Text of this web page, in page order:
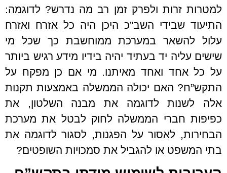
למטרות זרות ולפרק זמן רב מה נדרש? לדוגמה:
התיעוד שבידי השב”כ היכן היה כל אזרח ואזרח
עלול להשאר במערכת ממוחשבת כך שכל מי
שישים עליה יד בעתיד יהיה בידיו מידע רגיש ביותר
על כל אחד ואחד מאיתנו. מי אם כן מפקח על
התקש”ח? האם יכולה הממשלה באמצעות תקנות
אלה לשנות לדוגמה את מבנה השלטון, את
כפיפות חברי הממשלה לחוק לבטל את מערכת
הבחירות, לאסור על הפגנות, לסגור לדוגמה את
בתי המשפט או להגביל את סמכויות השופטים?